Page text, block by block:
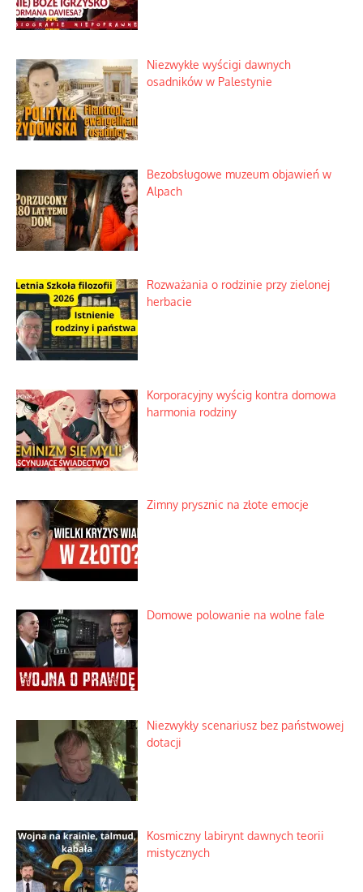
Niezwykłe wyścigi dawnych
osadników w Palestynie
Bezobsługowe muzeum objawień w
Alpach
Rozważania o rodzinie przy zielonej
herbacie
Korporacyjny wyścig kontra domowa
harmonia rodziny
Zimny prysznic na złote emocje
Domowe polowanie na wolne fale
Niezwykły scenariusz bez państwowej
dotacji
Kosmiczny labirynt dawnych teorii
mistycznych